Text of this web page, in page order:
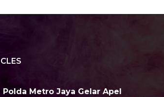
Polda Metro Jaya Gelar Apel